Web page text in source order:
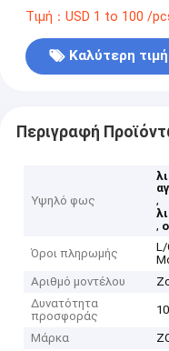
Τιμή：USD 1 to 100 /
Καλύτερη τιμή
Περιγραφή
Υψηλό φως
,
,
Όροι πληρωμής
L/
Αριθμό μοντέλου
Δυνατότητα
προσφοράς
Μάρκα